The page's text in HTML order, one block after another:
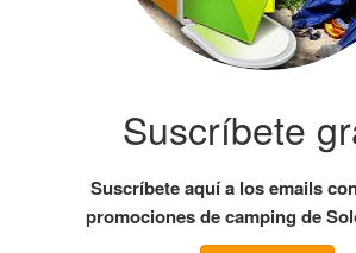
Suscríbete
Suscríbete aquí a los emails
promociones de camping de